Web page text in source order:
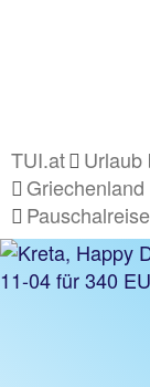
TUI.at Urlaub